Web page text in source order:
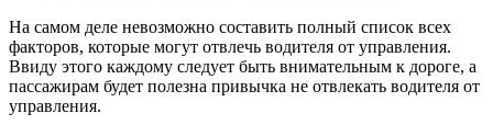
На самом деле невозможно составить полный список всех
факторов, которые могут отвлечь водителя от управления.
Ввиду этого каждому следует быть внимательным к дороге, а
пассажирам будет полезна привычка не отвлекать водителя от
управления.